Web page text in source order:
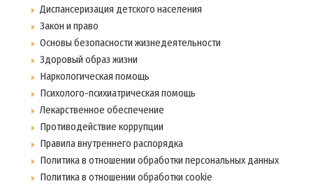
Диспансеризация детского населения
Закон и право
Основы безопасности жизнедеятельности
Здоровый образ жизни
Наркологическая помощь
Психолого-психиатрическая помощь
Лекарственное обеспечение
Противодействие коррупции
Правила внутреннего распорядка
Политика в отношении обработки персональных данных
Политика в отношении обработки cookie